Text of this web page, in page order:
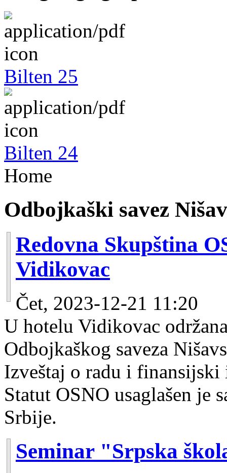
Bilten 25
Bilten 24
Home
Odbojkaški savez
Redovna Skupština
Vidikovac
Čet, 2023-12-21 11:20
U hotelu Vidikovac
Odbojkaškog saveza
Izveštaj o radu i finansijski
Statut OSNO usaglašen je
Srbije.
Seminar "Srpska